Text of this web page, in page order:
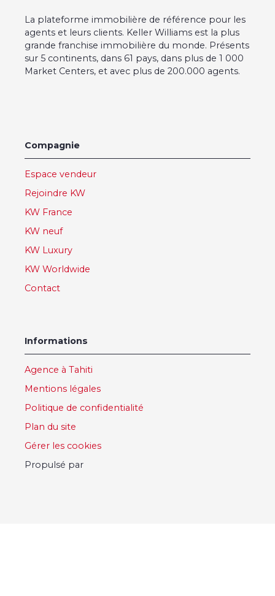
La plateforme immobilière de référence pour les
agents et leurs clients. Keller Williams est la plus
grande franchise immobilière du monde. Présents
sur 5 continents, dans 61 pays, dans plus de 1 000
Market Centers, et avec plus de 200.000 agents.
Compagnie
Espace vendeur
Rejoindre KW
KW France
KW neuf
KW Luxury
KW Worldwide
Contact
Informations
Agence à Tahiti
Mentions légales
Politique de confidentialité
Plan du site
Gérer les cookies
Propulsé par